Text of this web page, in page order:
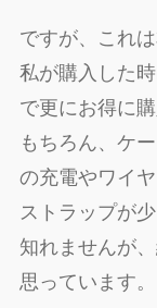
ですが、これ
私が購入した
で更にお得に
もちろん、ケ
の充電やワイ
ストラップが
知れませんが
思っています。